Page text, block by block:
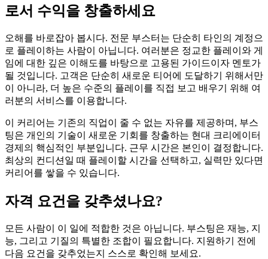
로서 수익을 창출하세요
오해를 바로잡아 봅시다. 전문 부스터는 단순히 타인의 계정으
로 플레이하는 사람이 아닙니다. 여러분은 정교한 플레이와 게
임에 대한 깊은 이해도를 바탕으로 고용된 가이드이자 멘토가
될 것입니다. 고객은 단순히 새로운 티어에 도달하기 위해서만
이 아니라, 더 높은 수준의 플레이를 직접 보고 배우기 위해 여
러분의 서비스를 이용합니다.
이 커리어는 기존의 직업이 줄 수 없는 자유를 제공하며, 부스
팅은 개인의 기술이 새로운 기회를 창출하는 현대 크리에이터
경제의 핵심적인 부분입니다. 근무 시간은 본인이 결정합니다.
최상의 컨디션일 때 플레이할 시간을 선택하고, 실력만 있다면
커리어를 쌓을 수 있습니다.
자격 요건을 갖추셨나요?
모든 사람이 이 일에 적합한 것은 아닙니다. 부스팅은 재능, 지
능, 그리고 기질의 특별한 조합이 필요합니다. 지원하기 전에
다음 요건을 갖추었는지 스스로 확인해 보세요.